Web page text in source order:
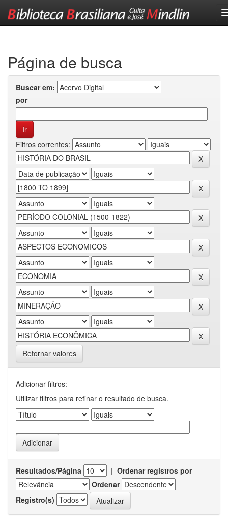
Página de busca
Buscar em:
por
Filtros correntes:
Retornar valores
Adicionar filtros:
Utilizar filtros para refinar o resultado de busca.
Resultados/Página | Ordenar registros por
Ordenar
Registro(s)